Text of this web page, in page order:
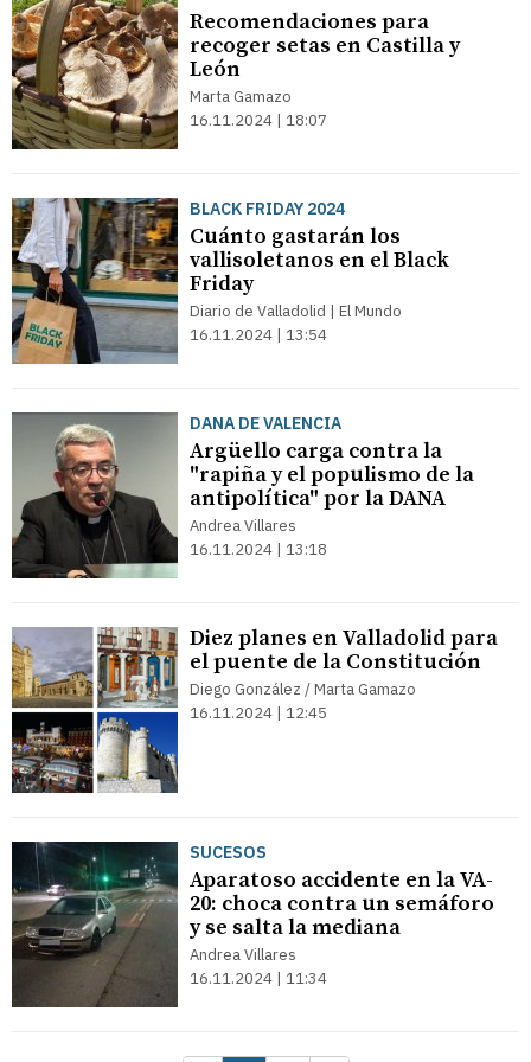
Recomendaciones para
recoger setas en Castilla y
León
Marta Gamazo
16.11.2024 | 18:07
BLACK FRIDAY 2024
Cuánto gastarán los
vallisoletanos en el Black
Friday
Diario de Valladolid | El Mundo
16.11.2024 | 13:54
DANA DE VALENCIA
Argüello carga contra la
"rapiña y el populismo de la
antipolítica" por la DANA
Andrea Villares
16.11.2024 | 13:18
Diez planes en Valladolid para
el puente de la Constitución
Diego González / Marta Gamazo
16.11.2024 | 12:45
SUCESOS
Aparatoso accidente en la VA-
20: choca contra un semáforo
y se salta la mediana
Andrea Villares
16.11.2024 | 11:34